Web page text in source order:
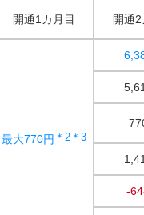
開通1カ月目 開通
最大770円 ＊2＊3
-